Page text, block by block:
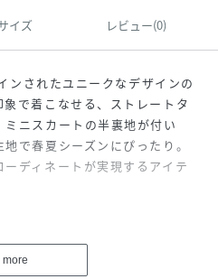
イズ レビュー(0)
ンされたユニークなデザインの
で着こなせる、ストレートタ
ニスカートの半裏地が付い
で春夏シーズンにぴったり。
ディネートが実現するアイテ
ス)/オアシス
more